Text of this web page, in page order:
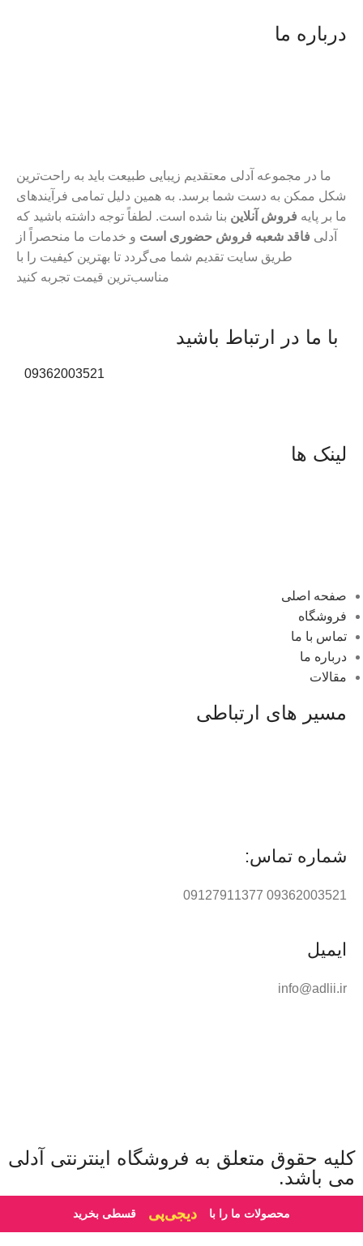
درباره ما
ما در مجموعه آدلی معتقدیم زیبایی طبیعت باید به راحت‌ترین
شکل ممکن به دست شما برسد. به همین دلیل تمامی فرآیندهای
ما بر پایه فروش آنلاین بنا شده است. لطفاً توجه داشته باشید که
آدلی فاقد شعبه فروش حضوری است و خدمات ما منحصراً از
طریق سایت تقدیم شما می‌گردد تا بهترین کیفیت را با
مناسب‌ترین قیمت تجربه کنید
با ما در ارتباط باشید
09362003521
لینک ها
صفحه اصلی
فروشگاه
تماس با ما
درباره ما
مقالات
مسیر های ارتباطی
شماره تماس:
09362003521 09127911377
ایمیل
info@adlii.ir
کلیه حقوق متعلق به فروشگاه اینترنتی آدلی
می باشد.
محصولات ما را با ترب‌پی قسطی بخرید